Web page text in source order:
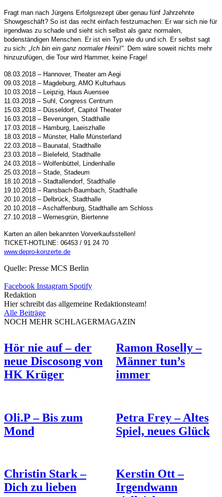
Fragt man nach Jürgens Erfolgsrezept über genau fünf Jahrzehnte
Showgeschäft? So ist das recht einfach festzumachen: Er war sich nie für
irgendwas zu schade und sieht sich selbst als ganz normalen,
bodenständigen Menschen. Er ist ein Typ wie du und ich. Er selbst sagt
zu sich: „Ich bin ein ganz normaler Heini!“. Dem wäre soweit nichts mehr
hinzuzufügen, die Tour wird Hammer, keine Frage!
08.03.2018 – Hannover, Theater am Aegi
09.03.2018 – Magdeburg, AMO Kulturhaus
10.03.2018 – Leipzig, Haus Auensee
11.03.2018 – Suhl, Congress Centrum
15.03.2018 – Düsseldorf, Capitol Theater
16.03.2018 – Beverungen, Stadthalle
17.03.2018 – Hamburg, Laeiszhalle
18.03.2018 – Münster, Halle Münsterland
22.03.2018 – Baunatal, Stadthalle
23.03.2018 – Bielefeld, Stadthalle
24.03.2018 – Wolfenbüttel, Lindenhalle
25.03.2018 – Stade, Stadeum
18.10.2018 – Stadtallendorf, Stadthalle
19.10.2018 – Ransbach-Baumbach, Stadthalle
20.10.2018 – Delbrück, Stadthalle
20.10.2018 – Aschaffenburg, Stadthalle am Schloss
27.10.2018 – Wernesgrün, Biertenne
Karten an allen bekannten Vorverkaufsstellen!
TICKET-HOTLINE: 06453 / 91 24 70
www.depro-konzerte.de
Quelle: Presse MCS Berlin
Facebook Instagram Spotify
Redaktion
Hier schreibt das allgemeine Redaktionsteam!
Alle Beiträge
NOCH MEHR SCHLAGERMAGAZIN
Hör nie auf – der
neue Discosong von
HK Krüger
Ramon Roselly –
Männer tun’s
immer
Oli.P – Bis zum
Mond
Petra Frey – Altes
Spiel, neues Glück
Christin Stark –
Dich zu lieben
Kerstin Ott –
Irgendwann